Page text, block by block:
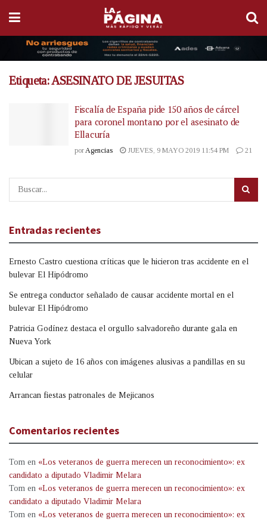
Etiqueta:ASESINATO DE JESUITAS
Fiscalía de España pide 150 años de cárcel
para coronel montano por el asesinato de
Ellacuría
por Agencias JUEVES, 9 MAYO 2019 11:54 PM 21
Entradas recientes
Ernesto Castro cuestiona críticas que le hicieron tras accidente en el
bulevar El Hipódromo
Se entrega conductor señalado de causar accidente mortal en el
bulevar El Hipódromo
Patricia Godínez destaca el orgullo salvadoreño durante gala en
Nueva York
Ubican a sujeto de 16 años con imágenes alusivas a pandillas en su
celular
Arrancan fiestas patronales de Mejicanos
Comentarios recientes
Tom en «Los veteranos de guerra merecen un reconocimiento»: ex
candidato a diputado Vladimir Melara
Tom en «Los veteranos de guerra merecen un reconocimiento»: ex
candidato a diputado Vladimir Melara
Tom en «Los veteranos de guerra merecen un reconocimiento»: ex